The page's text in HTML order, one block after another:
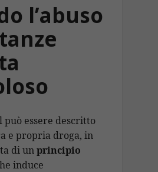
l’abuso
può essere descritto
e propria droga, in
di unprincipio
induce